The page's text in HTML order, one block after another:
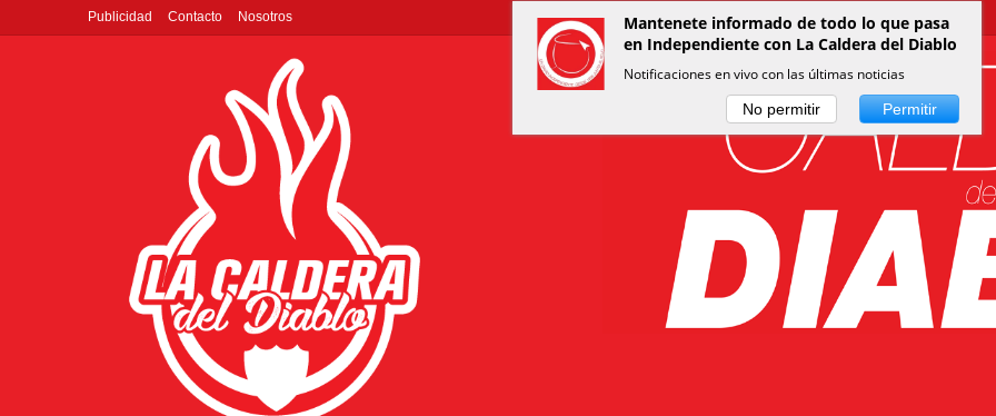
Publicidad Contacto Nosotros
Mantenete informado de todo lo que pasa
en Independiente con La Caldera del Diablo
Notificaciones en vivo con las últimas noticias
No permitir Permitir